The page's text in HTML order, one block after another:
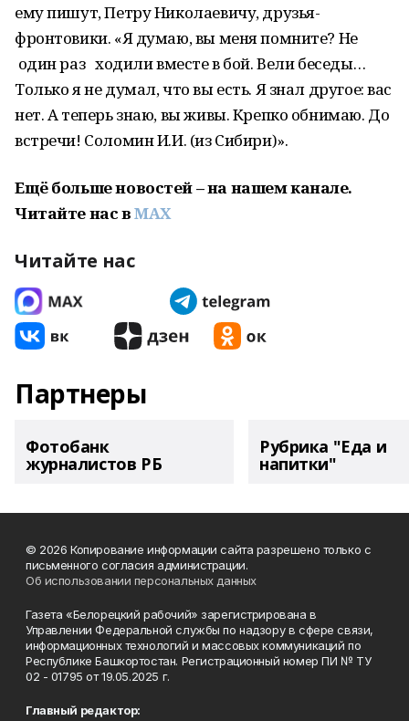
ему пишут, Петру Николаевичу, друзья-
фронтовики. «Я думаю, вы меня помните? Не
один раз ходили вместе в бой. Вели беседы…
Только я не думал, что вы есть. Я знал другое: вас
нет. А теперь знаю, вы живы. Крепко обнимаю. До
встречи! Соломин И.И. (из Сибири)».
Ещё больше новостей – на нашем канале.
Читайте нас вMAX
Читайте нас
Партнеры
Фотобанк
журналистов РБ
Рубрика "Еда и
напитки"
© 2026 Копирование информации сайта разрешено только с
письменного согласия администрации.
Об использовании персональных данных
Газета «Белорецкий рабочий» зарегистрирована в
Управлении Федеральной службы по надзору в сфере связи,
информационных технологий и массовых коммуникаций по
Республике Башкортостан. Регистрационный номер ПИ № ТУ
02 - 01795 от 19.05.2025 г.
Главный редактор: